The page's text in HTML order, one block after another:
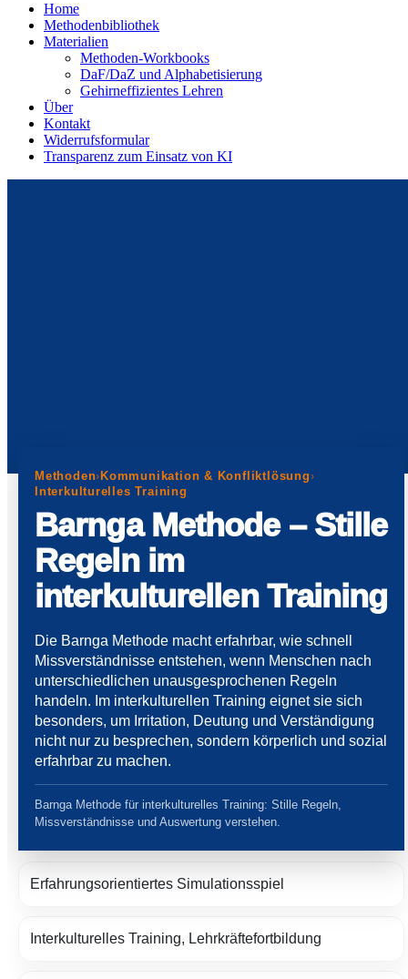
Home
Methodenbibliothek
Materialien
Methoden-Workbooks
DaF/DaZ und Alphabetisierung
Gehirneffizientes Lehren
Über
Kontakt
Widerrufsformular
Transparenz zum Einsatz von KI
Methoden›Kommunikation & Konfliktlösung ›
Interkulturelles Training
Barnga Methode – Stille
Regeln im
interkulturellen Training
Die Barnga Methode macht erfahrbar, wie schnell
Missverständnisse entstehen, wenn Menschen nach
unterschiedlichen unausgesprochenen Regeln
handeln. Im interkulturellen Training eignet sie sich
besonders, um Irritation, Deutung und Verständigung
nicht nur zu besprechen, sondern körperlich und sozial
erfahrbar zu machen.
Barnga Methode für interkulturelles Training: Stille Regeln,
Missverständnisse und Auswertung verstehen.
Erfahrungsorientiertes Simulationsspiel
Interkulturelles Training, Lehrkräftefortbildung